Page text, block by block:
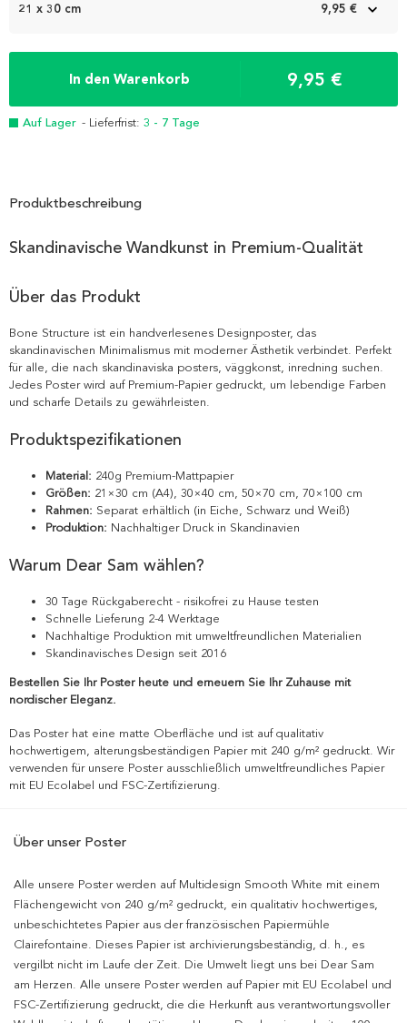
21 x 30 cm 9,95 €
In den Warenkorb 9,95 €
Auf Lager - Lieferfrist: 3 - 7 Tage
Produktbeschreibung
Skandinavische Wandkunst in Premium-Qualität
Über das Produkt
Bone Structure ist ein handverlesenes Designposter, das
skandinavischen Minimalismus mit moderner Ästhetik verbindet. Perfekt
für alle, die nach skandinaviska posters, väggkonst, inredning suchen.
Jedes Poster wird auf Premium-Papier gedruckt, um lebendige Farben
und scharfe Details zu gewährleisten.
Produktspezifikationen
Material: 240g Premium-Mattpapier
Größen: 21×30 cm (A4), 30×40 cm, 50×70 cm, 70×100 cm
Rahmen: Separat erhältlich (in Eiche, Schwarz und Weiß)
Produktion: Nachhaltiger Druck in Skandinavien
Warum Dear Sam wählen?
30 Tage Rückgaberecht - risikofrei zu Hause testen
Schnelle Lieferung 2-4 Werktage
Nachhaltige Produktion mit umweltfreundlichen Materialien
Skandinavisches Design seit 2016
Bestellen Sie Ihr Poster heute und erneuern Sie Ihr Zuhause mit
nordischer Eleganz.
Das Poster hat eine matte Oberfläche und ist auf qualitativ
hochwertigem, alterungsbeständigen Papier mit 240 g/m² gedruckt. Wir
verwenden für unsere Poster ausschließlich umweltfreundliches Papier
mit EU Ecolabel und FSC-Zertifizierung.
Über unser Poster
Alle unsere Poster werden auf Multidesign Smooth White mit einem
Flächengewicht von 240 g/m² gedruckt, ein qualitativ hochwertiges,
unbeschichtetes Papier aus der französischen Papiermühle
Clairefontaine. Dieses Papier ist archivierungsbeständig, d. h., es
vergilbt nicht im Laufe der Zeit. Die Umwelt liegt uns bei Dear Sam
am Herzen. Alle unsere Poster werden auf Papier mit EU Ecolabel und
FSC-Zertifizierung gedruckt, die die Herkunft aus verantwortungsvoller